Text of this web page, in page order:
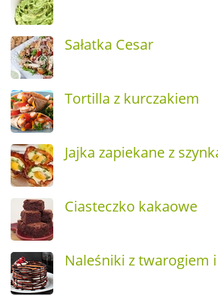
Sałatka Cesar
Tortilla z kurczakiem
Jajka zapiekane z
Ciasteczko kakaowe
Naleśniki z twarogiem